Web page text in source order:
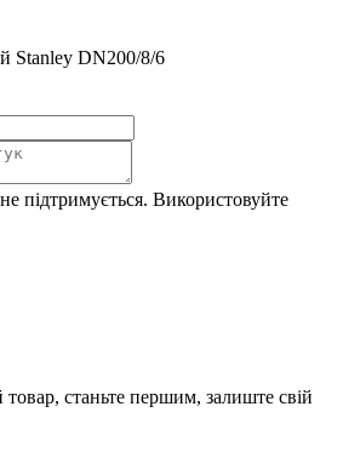
Stanley DN200/8/6
підтримується. Використовуйте
товар, станьте першим, залиште свій